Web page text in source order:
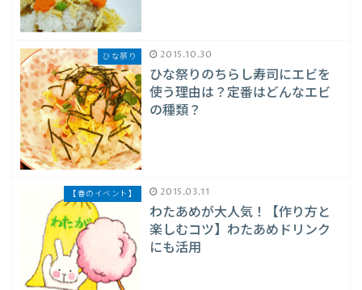
ひな祭り 2015.10.30
ひな祭りのちらし寿司にエビを
使う理由は？定番はどんなエビ
の種類？
【春のイベント】 2015.03.11
わたあめが大人気！【作り方と
楽しむコツ】わたあめドリンク
にも活用